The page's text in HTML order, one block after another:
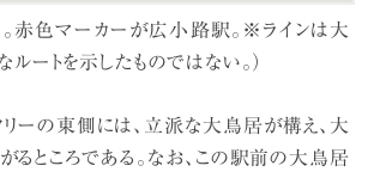
。赤色マーカーが広小路駅。※ラインは大
ルートを示したものではない。）
ーの東側には、立派な大鳥居が構え、大
ところである。なお、この駅前の大鳥居